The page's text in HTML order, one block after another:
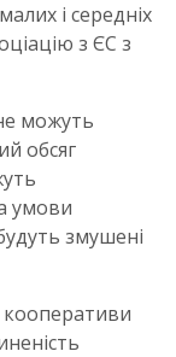
і середніх
з ЄС з
можуть
обсяг
умови
змушені
кооперативи